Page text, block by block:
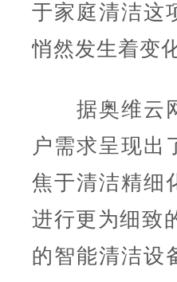
于家庭清洁这
悄然发生着变化
据奥维云网
户需求呈现出
焦于清洁精细
进行更为细致
的智能清洁设